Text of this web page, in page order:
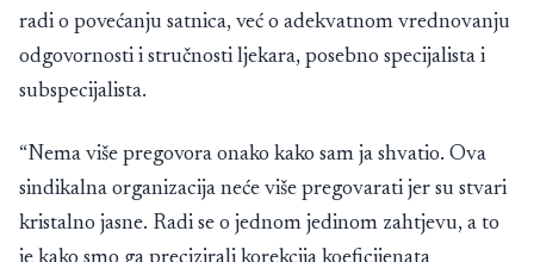
radi o povećanju satnica, već o adekvatnom vrednovanju
odgovornosti i stručnosti ljekara, posebno specijalista i
subspecijalista.
“Nema više pregovora onako kako sam ja shvatio. Ova
sindikalna organizacija neće više pregovarati jer su stvari
kristalno jasne. Radi se o jednom jedinom zahtjevu, a to